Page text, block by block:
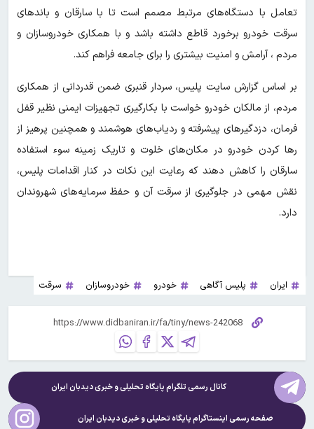
تعامل با دستگاه‌های مرتبط مصمم است تا با سارقان و باندهای
سرقت خودرو برخورد قاطع داشته باشد و با همکاری خودروسازان و
مردم ، آرامش و امنیت بیشتری را برای جامعه فراهم کند.
بر اساس گزارش سایت پلیس، سردار قنبری ضمن قدردانی از همکاری
مردم، از مالکان خودرو خواست با بکارگیری تجهیزات ایمنی نظیر قفل
فرمان، دزدگیرهای پیشرفته و ردیاب‌های هوشمند و همچنین پرهیز از
رها کردن خودرو در مکان‌های خلوت و تاریک زمینه سوء استفاده
سارقان را کاهش دهند که رعایت این نکات در کنار اقدامات پلیس،
نقش مهمی در جلوگیری از سرقت آن و حفظ سرمایه‌های شهروندان
دارد.
ایران پلیس آگاهی خودرو خودروسازان سرقت
کانال رسمی تلگرام پایگاه تحلیلی و خبریدیدبان ایران
صفحه رسمی اینستاگرام پایگاه تحلیلی و خبریدیدبان ایران